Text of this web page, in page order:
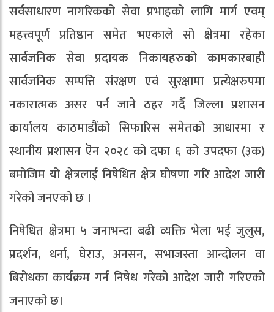
सर्वसाधारण नागरिकको सेवा प्रभाहको लागि मार्ग एवम्
महत्त्वपूर्ण प्रतिष्ठान समेत भएकाले सो क्षेत्रमा रहेका
सार्वजनिक सेवा प्रदायक निकायहरुको कामकारबाही
सार्वजनिक सम्पत्ति संरक्षण एवं सुरक्षामा प्रत्येक्षरुपमा
नकारात्मक असर पर्न जाने ठहर गर्दै जिल्ला प्रशासन
कार्यालय काठमाडौंको सिफारिस समेतको आधारमा र
स्थानीय प्रशासन ऎन २०२८ को दफा ६ को उपदफा (३क)
बमोजिम यो क्षेत्रलाई निषेधित क्षेत्र घोषणा गरि आदेश जारी
गरेको जनएको छ ।
निषेधित क्षेत्रमा ५ जनाभन्दा बढी व्यक्ति भेला भई जुलुस,
प्रदर्शन, धर्ना, घेराउ, अनसन, सभाजस्ता आन्दोलन वा
बिरोधका कार्यक्रम गर्न निषेध गरेको आदेश जारी गरिएको
जनाएको छ।